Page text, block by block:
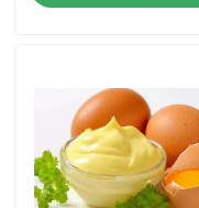
ข่าว
ขอใบเสนอราคา